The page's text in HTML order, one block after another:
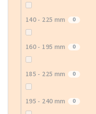
140 - 225 mm 0
160 - 195 mm 0
185 - 225 mm 0
195 - 240 mm 0